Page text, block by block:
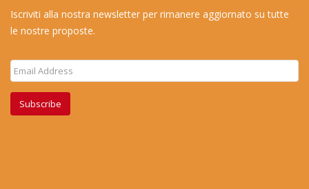
Iscriviti alla nostra newsletter per rimanere aggiornato su tutte
le nostre proposte.
Subscribe